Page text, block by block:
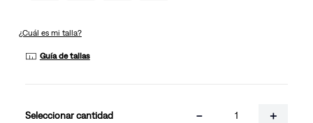
¿Cuál es mi talla?
Guía de tallas
cantidad ＋
－